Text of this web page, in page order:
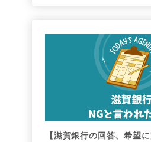
【滋賀銀行の回答、希望